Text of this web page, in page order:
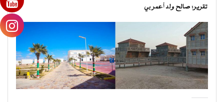
تقرير: صالح ولد أعمر بي